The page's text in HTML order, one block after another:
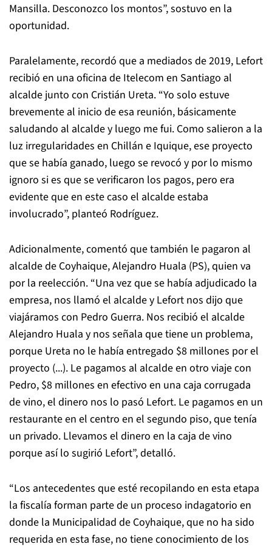
Mansilla. Desconozco los montos”, sostuvo en la
oportunidad.
Paralelamente, recordó que a mediados de 2019, Lefort
recibió en una oficina de Itelecom en Santiago al
alcalde junto con Cristián Ureta. “Yo solo estuve
brevemente al inicio de esa reunión, básicamente
saludando al alcalde y luego me fui. Como salieron a la
luz irregularidades en Chillán e Iquique, ese proyecto
que se había ganado, luego se revocó y por lo mismo
ignoro si es que se verificaron los pagos, pero era
evidente que en este caso el alcalde estaba
involucrado”, planteó Rodríguez.
Adicionalmente, comentó que también le pagaron al
alcalde de Coyhaique, Alejandro Huala (PS), quien va
por la reelección. “Una vez que se había adjudicado la
empresa, nos llamó el alcalde y Lefort nos dijo que
viajáramos con Pedro Guerra. Nos recibió el alcalde
Alejandro Huala y nos señala que tiene un problema,
porque Ureta no le había entregado $8 millones por el
proyecto (...). Le pagamos al alcalde en otro viaje con
Pedro, $8 millones en efectivo en una caja corrugada
de vino, el dinero nos lo pasó Lefort. Le pagamos en un
restaurante en el centro en el segundo piso, que tenía
un privado. Llevamos el dinero en la caja de vino
porque así lo sugirió Lefort”, detalló.
“Los antecedentes que esté recopilando en esta etapa
la fiscalía forman parte de un proceso indagatorio en
donde la Municipalidad de Coyhaique, que no ha sido
requerida en esta fase, no tiene conocimiento de los